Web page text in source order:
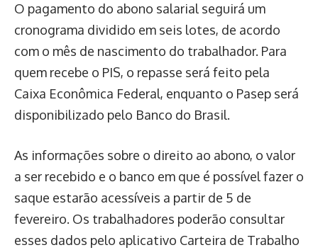
O pagamento do abono salarial seguirá um
cronograma dividido em seis lotes, de acordo
com o mês de nascimento do trabalhador. Para
quem recebe o PIS, o repasse será feito pela
Caixa Econômica Federal, enquanto o Pasep será
disponibilizado pelo Banco do Brasil.
As informações sobre o direito ao abono, o valor
a ser recebido e o banco em que é possível fazer o
saque estarão acessíveis a partir de 5 de
fevereiro. Os trabalhadores poderão consultar
esses dados pelo aplicativo Carteira de Trabalho